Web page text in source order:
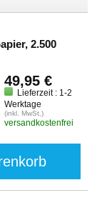
2.500
49,95 €
Lieferzeit : 1-2
Werktage
(inkl. MwSt.)
versandkostenfrei